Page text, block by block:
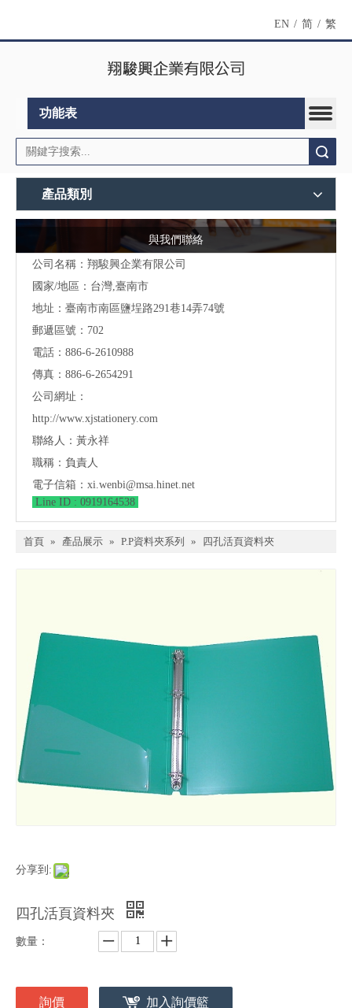
EN / 简 / 繁
功能表
產品類別
與我們聯絡
公司名稱：翔駿興企業有限公司
國家/地區：台灣,臺南市
地址： 臺南市南區鹽埕路291巷14弄74號
郵遞區號：702
電話：886-6-2610988
傳真：886-6-2654291
公司網址：
http://www.xjstationery.com
聯絡人：黃永祥
職稱：負責人
電子信箱： xi.wenbi@msa.hinet.net
Line ID : 0919164538
首頁 » 產品展示 » P.P資料夾系列 » 四孔活頁資料夾
分享到:
四孔活頁資料夾
數量：
詢價 加入詢價籃